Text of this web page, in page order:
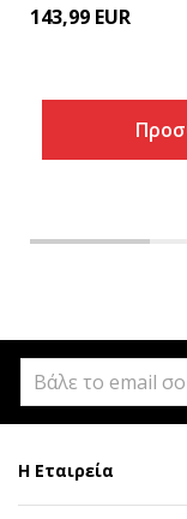
143,99 EUR
Η Εταιρεία